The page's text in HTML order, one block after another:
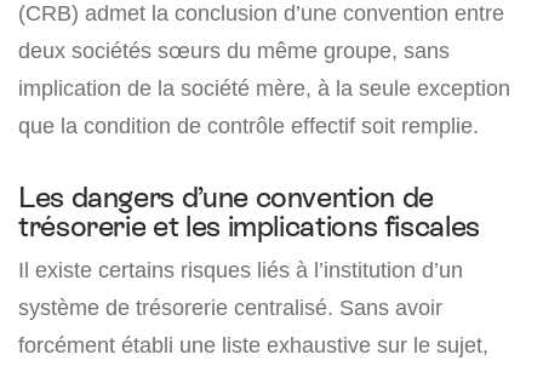
(CRB) admet la conclusion d’une convention entre
deux sociétés sœurs du même groupe, sans
implication de la société mère, à la seule exception
que la condition de contrôle effectif soit remplie.
Les dangers d’une convention de
trésorerie et les implications fiscales
Il existe certains risques liés à l’institution d’un
système de trésorerie centralisé. Sans avoir
forcément établi une liste exhaustive sur le sujet,